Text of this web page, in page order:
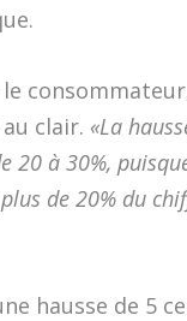
clair. «La
20 à 30%,
de 20% du
hausse de 5